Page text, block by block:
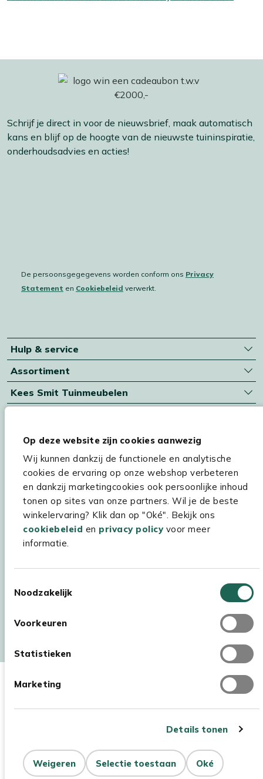
Op deze website zijn cookies aanwezig
Wij kunnen dankzij de functionele en analytische
cookies de ervaring op onze webshop verbeteren
en dankzij marketingcookies ook persoonlijke inhoud
tonen op sites van onze partners. Wil je de beste
winkelervaring? Klik dan op "Oké". Bekijk ons
cookiebeleid en privacy policyvoor meer
informatie.
Noodzakelijk
Voorkeuren
Statistieken
Marketing
Details tonen
Oké
Selectie toestaan
Weigeren
Schrijf je direct in voor de nieuwsbrief, maak automatisch
kans en blijf op de hoogte van de nieuwste tuininspiratie,
onderhoudsadvies en acties!
De persoonsgegegevens worden conform ons Privacy
Statement en Cookiebeleid verwerkt.
Hulp & service
Assortiment
Kees Smit Tuinmeubelen
Disclaimer
Cookiebeleid